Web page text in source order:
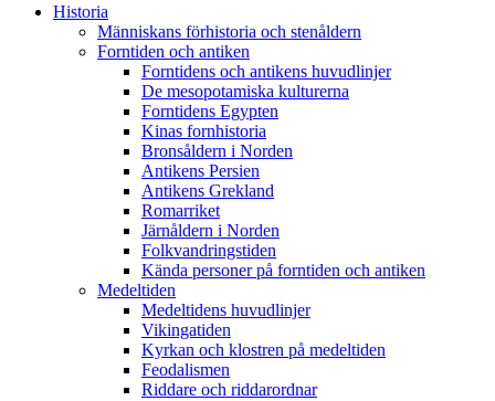
Historia
Människans förhistoria och stenåldern
Forntiden och antiken
Forntidens och antikens huvudlinjer
De mesopotamiska kulturerna
Forntidens Egypten
Kinas fornhistoria
Bronsåldern i Norden
Antikens Persien
Antikens Grekland
Romarriket
Järnåldern i Norden
Folkvandringstiden
Kända personer på forntiden och antiken
Medeltiden
Medeltidens huvudlinjer
Vikingatiden
Kyrkan och klostren på medeltiden
Feodalismen
Riddare och riddarordnar